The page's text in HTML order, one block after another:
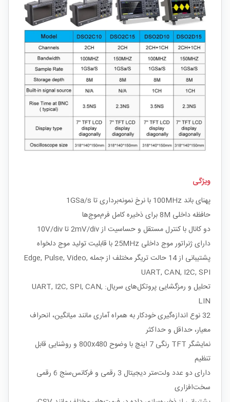
ویژگی‌
پهنای باند 100MHz با نرخ نمونه‌برداری تا 1GSa/s
حافظه داخلی 8M برای ذخیره کامل فرم‌موج‌ها
دو کانال با کنترل مستقل و حساسیت از 2mV/div تا 10V/div
دارای ژنراتور موج داخلی 25MHz با قابلیت تولید موج دلخواه
پشتیبانی از 14 حالت تریگر مختلف از جمله Edge, Pulse, Video,
UART, CAN, I2C, SPI
تحلیل و رمزگشایی پروتکل‌های سریال: UART, I2C, SPI, CAN,
LIN
32 نوع اندازه‌گیری خودکار به همراه آماری مانند میانگین، انحراف
معیار، حداقل و حداکثر
نمایشگر TFT رنگی 7 اینچ با وضوح 800x480 و روشنایی قابل
تنظیم
دارای دو عدد ولت‌متر دیجیتال 3 رقمی و فرکانس‌سنج 6 رقمی
سخت‌افزاری